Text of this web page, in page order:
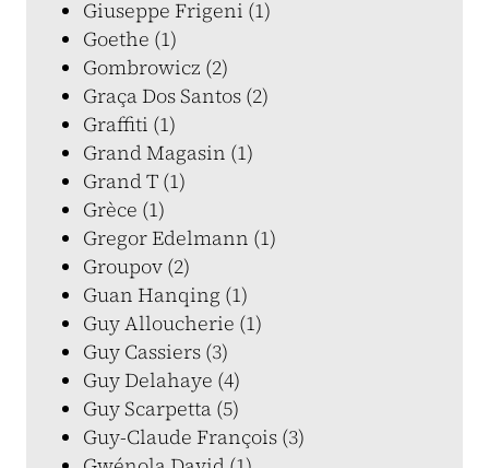
Giuseppe Frigeni (1)
Goethe (1)
Gombrowicz (2)
Graça Dos Santos (2)
Graffiti (1)
Grand Magasin (1)
Grand T (1)
Grèce (1)
Gregor Edelmann (1)
Groupov (2)
Guan Hanqing (1)
Guy Alloucherie (1)
Guy Cassiers (3)
Guy Delahaye (4)
Guy Scarpetta (5)
Guy-Claude François (3)